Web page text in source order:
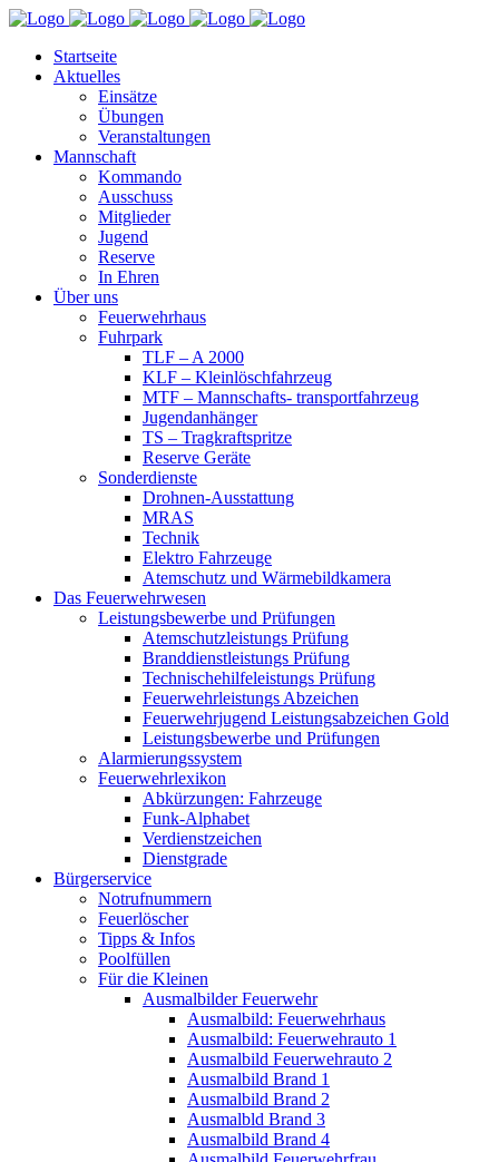
Startseite
Aktuelles
Einsätze
Übungen
Veranstaltungen
Mannschaft
Kommando
Ausschuss
Mitglieder
Jugend
Reserve
In Ehren
Über uns
Feuerwehrhaus
Fuhrpark
TLF – A 2000
KLF – Kleinlöschfahrzeug
MTF – Mannschafts- transportfahrzeug
Jugendanhänger
TS – Tragkraftspritze
Reserve Geräte
Sonderdienste
Drohnen-Ausstattung
MRAS
Technik
Elektro Fahrzeuge
Atemschutz und Wärmebildkamera
Das Feuerwehrwesen
Leistungsbewerbe und Prüfungen
Atemschutzleistungs Prüfung
Branddienstleistungs Prüfung
Technischehilfeleistungs Prüfung
Feuerwehrleistungs Abzeichen
Feuerwehrjugend Leistungsabzeichen Gold
Leistungsbewerbe und Prüfungen
Alarmierungssystem
Feuerwehrlexikon
Abkürzungen: Fahrzeuge
Funk-Alphabet
Verdienstzeichen
Dienstgrade
Bürgerservice
Notrufnummern
Feuerlöscher
Tipps & Infos
Poolfüllen
Für die Kleinen
Ausmalbilder Feuerwehr
Ausmalbild: Feuerwehrhaus
Ausmalbild: Feuerwehrauto 1
Ausmalbild Feuerwehrauto 2
Ausmalbild Brand 1
Ausmalbild Brand 2
Ausmalbld Brand 3
Ausmalbild Brand 4